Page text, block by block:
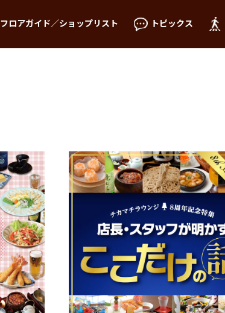
フロアガイド／ショップリスト トピックス